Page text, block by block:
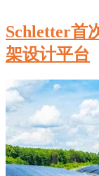
Schletter首
架设计平台